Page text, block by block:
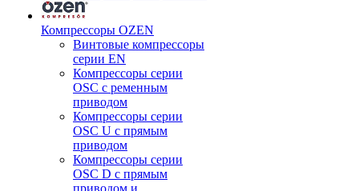
Компрессоры OZEN
Винтовые компрессоры
серии EN
Компрессоры серии
OSC с ременным
приводом
Компрессоры серии
OSC U с прямым
приводом
Компрессоры серии
OSC D с прямым
приводом и